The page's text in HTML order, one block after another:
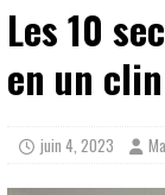
Les 10
en un
juin 4, 2023